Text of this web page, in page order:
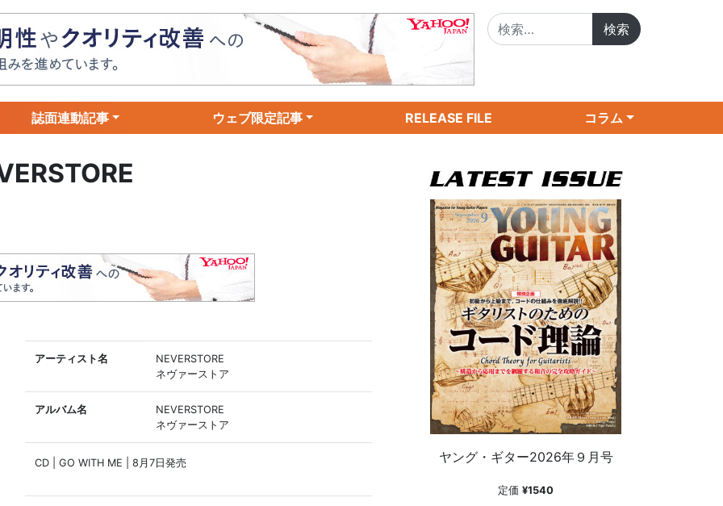
誌面連動記事 ウェブ限定記事 RELEASE FILE コラム
アーティスト名
NEVERSTORE
ネヴァーストア
アルバム名
NEVERSTORE
ネヴァーストア
CD | GO WITH ME | 8月7日発売 ヤング・ギター2026年９月号
定価 ¥1540